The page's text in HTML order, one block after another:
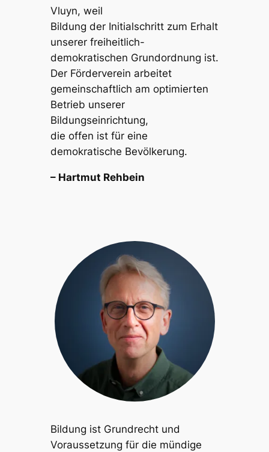
Vluyn, weil
Bildung der Initialschritt zum Erhalt
unserer freiheitlich-
demokratischen Grundordnung ist.
Der Förderverein arbeitet
gemeinschaftlich am optimierten
Betrieb unserer
Bildungseinrichtung,
die offen ist für eine
demokratische Bevölkerung.
– Hartmut Rehbein
Bildung ist Grundrecht und
Voraussetzung für die mündige